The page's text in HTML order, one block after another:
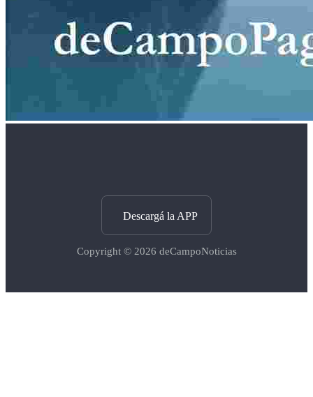
Descargá la APP
Copyright © 2026 deCampoNoticias